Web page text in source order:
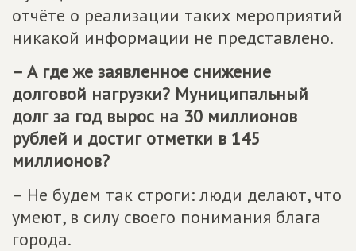
отчёте о реализации таких мероприятий
никакой информации не представлено.
– А где же заявленное снижение
долговой нагрузки? Муниципальный
долг за год вырос на 30 миллионов
рублей и достиг отметки в 145
миллионов?
– Не будем так строги: люди делают, что
умеют, в силу своего понимания блага
города.